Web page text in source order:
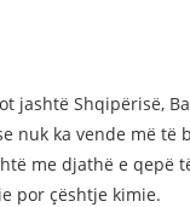
jashtë Shqipërisë,
nuk ka vende më
me djathë e qepë
por çështje kimie.